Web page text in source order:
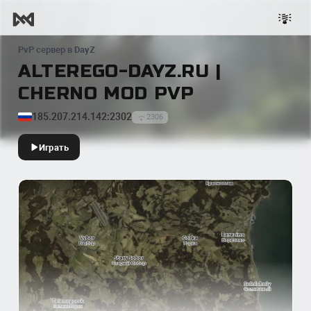
PvP сервер в DayZ
ALTEREGO-DAYZ.RU |
CHERNO MOD PVP
185.207.214.142:2302 2306
Играть